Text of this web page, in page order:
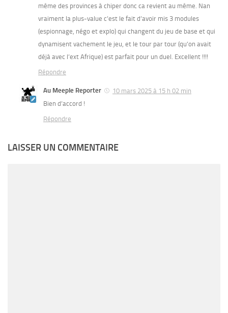
même des provinces à chiper donc ca revient au même. Nan
vraiment la plus-value c’est le fait d’avoir mis 3 modules
(espionnage, négo et explo) qui changent du jeu de base et qui
dynamisent vachement le jeu, et le tour par tour (qu’on avait
déjà avec l’ext Afrique) est parfait pour un duel. Excellent !!!!
Répondre
Au Meeple Reporter
10 mars 2025 à 15 h 02 min
Bien d’accord !
Répondre
LAISSER UN COMMENTAIRE